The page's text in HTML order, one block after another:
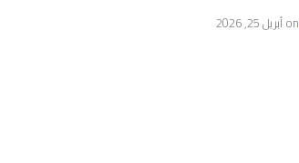
onأبريل 25, 2026